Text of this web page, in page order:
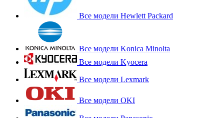
Все модели Hewlett Packard
Все модели Konica Minolta
Все модели Kyocera
Все модели Lexmark
Все модели OKI